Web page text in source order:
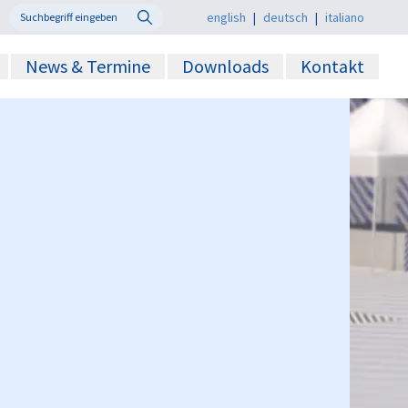
english | deutsch | italiano
News & Termine Downloads Kontakt